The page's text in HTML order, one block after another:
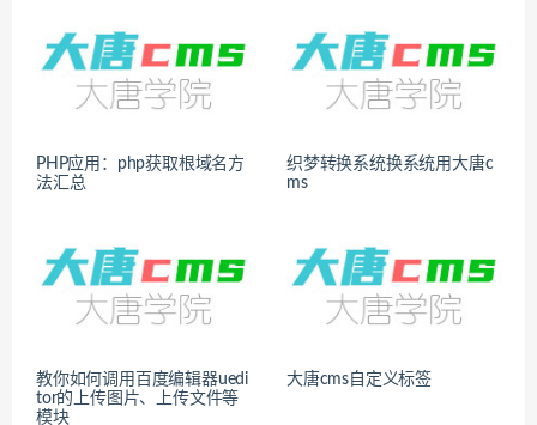
PHP应用：php获取根域名方
法汇总
织梦转换系统换系统用大唐c
ms
教你如何调用百度编辑器uedi
tor的上传图片、上传文件等
模块
大唐cms自定义标签